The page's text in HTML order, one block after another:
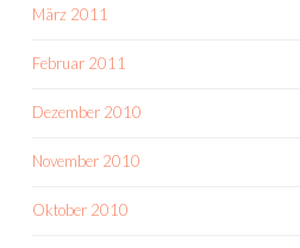
März 2011
Februar 2011
Dezember 2010
November 2010
Oktober 2010